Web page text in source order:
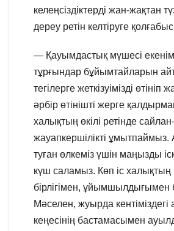
келеңсіздіктерді жан-жақтан
дереу ретін келтіруге
— Қауымдастық мүшесі
тұрғындар бұйымтайларын
тегілерге жеткізуімізді
әрбір өтінішті жерге
халықтың өкілі ретінде
жауапкершілікті
туған өлкеміз үшін маңызды
күш саламыз. Көп іс халықтың
бірлігімен, ұйымшылдығымен
Мәселен, жуырда кентіміздегі
кеңесінің бастамасымен